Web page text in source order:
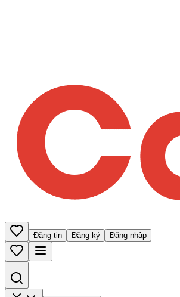
Đăng tin Đăng ký Đăng nhập